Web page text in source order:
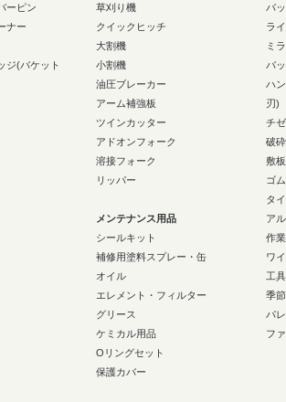
ーピン
ナー
ジ(バケット
草刈り機
クイックヒッチ
大割機
小割機
油圧ブレーカー
アーム補強板
ツインカッター
アドオンフォーク
溶接フォーク
リッパー
メンテナンス用品
シールキット
補修用塗料スプレー・缶
オイル
エレメント・フィルター
グリース
ケミカル用品
Oリングセット
保護カバー
バ
ラ
ミ
バ
ハ
刃)
チ
破
敷板
ゴ
タ
ア
作
ワ
工具
季
パ
フ